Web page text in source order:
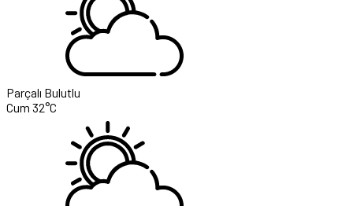
Parçalı Bulutlu
Cum 32°C